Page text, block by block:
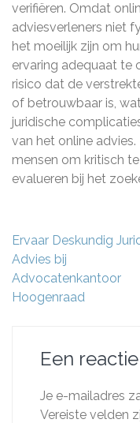
verifiëren. Omdat
adviesverleners niet
het moeilijk zijn om
ervaring adequaat te
risico dat de
of betrouwbaar is,
juridische
van het online
mensen om kritisch
evalueren bij het
Ervaar Deskundig
Advies bij
Advocatenkantoor
Hoogenraad
Een
Je e-mailadres
Vereiste velden